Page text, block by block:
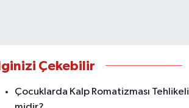
Çekebilir
Çocuklarda Kalp Romatizması Tehlikeli